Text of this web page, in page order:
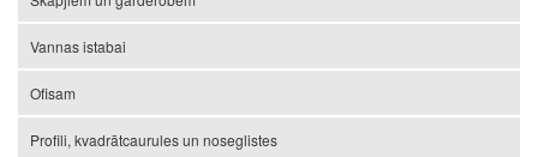
Vannas istabai
Ofisam
Profili, kvadrātcaurules un noseglistes